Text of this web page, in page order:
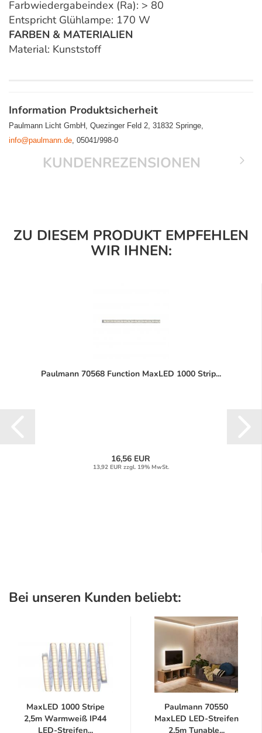
Farbwiedergabeindex (Ra): > 80
Entspricht Glühlampe: 170 W
FARBEN & MATERIALIEN
Material: Kunststoff
Information Produktsicherheit
Paulmann Licht GmbH, Quezinger Feld 2, 31832 Springe,
info@paulmann.de, 05041/998-0
KUNDENREZENSIONEN
ZU DIESEM PRODUKT EMPFEHLEN
WIR IHNEN:
Paulmann 70568 Function MaxLED 1000 Strip...
16,56 EUR
13,92 EUR zzgl. 19% MwSt.
Bei unseren Kunden beliebt:
MaxLED 1000 Stripe
2,5m Warmweiß IP44
LED-Streifen...
Paulmann 70550
MaxLED LED-Streifen
2,5m Tunable...